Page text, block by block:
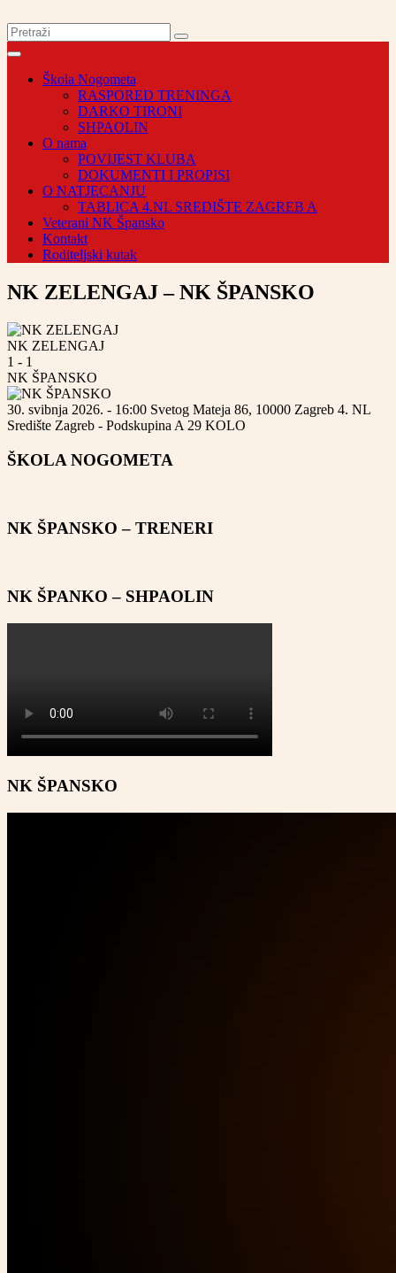
Škola Nogometa
RASPORED TRENINGA
DARKO TIRONI
SHPAOLIN
O nama
POVIJEST KLUBA
DOKUMENTI I PROPISI
O NATJECANJU
TABLICA 4.NL SREDIŠTE ZAGREB A
Veterani NK Špansko
Kontakt
Roditeljski kutak
NK ZELENGAJ – NK ŠPANSKO
NK ZELENGAJ
1 - 1
NK ŠPANSKO
30. svibnja 2026. - 16:00 Svetog Mateja 86, 10000 Zagreb 4. NL
Središte Zagreb - Podskupina A 29 KOLO
ŠKOLA NOGOMETA
NK ŠPANSKO – TRENERI
NK ŠPANKO – SHPAOLIN
NK ŠPANSKO